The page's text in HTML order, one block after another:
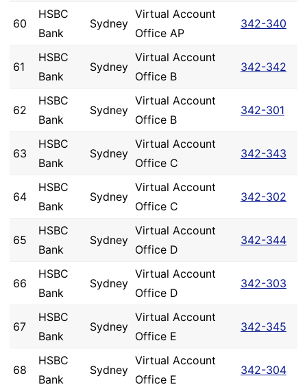
60
HSBC
Bank
Sydney
Virtual Account
Office AP
342-340
61
HSBC
Bank
Sydney
Virtual Account
Office B
342-342
62
HSBC
Bank
Sydney
Virtual Account
Office B
342-301
63
HSBC
Bank
Sydney
Virtual Account
Office C
342-343
64
HSBC
Bank
Sydney
Virtual Account
Office C
342-302
65
HSBC
Bank
Sydney
Virtual Account
Office D
342-344
66
HSBC
Bank
Sydney
Virtual Account
Office D
342-303
67
HSBC
Bank
Sydney
Virtual Account
Office E
342-345
68
HSBC
Bank
Sydney
Virtual Account
Office E
342-304